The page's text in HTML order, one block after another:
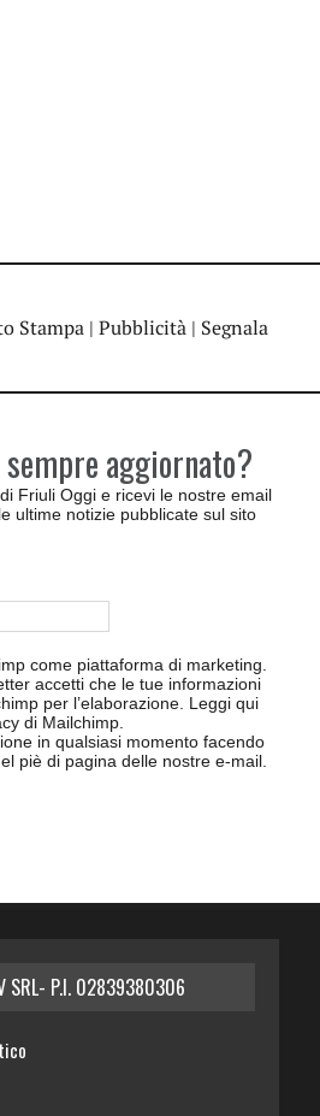
Stampa | Pubblicità | Segnala
aggiornato?
Friuli Oggi e ricevi le nostre email
ultime notizie pubblicate sul sito
come piattaforma di marketing.
accetti che le tue informazioni
per l’elaborazione. Leggi qui
di Mailchimp
in qualsiasi momento facendo
piè di pagina delle nostre e-mail.
SRL- P.I. 02839380306